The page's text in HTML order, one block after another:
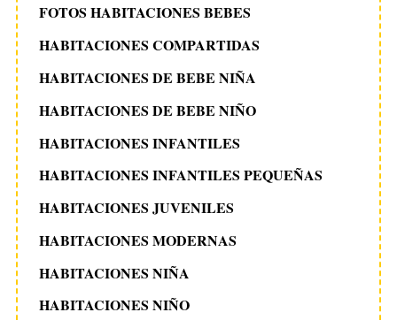
FOTOS HABITACIONES BEBES
HABITACIONES COMPARTIDAS
HABITACIONES DE BEBE NIÑA
HABITACIONES DE BEBE NIÑO
HABITACIONES INFANTILES
HABITACIONES INFANTILES PEQUEÑAS
HABITACIONES JUVENILES
HABITACIONES MODERNAS
HABITACIONES NIÑA
HABITACIONES NIÑO